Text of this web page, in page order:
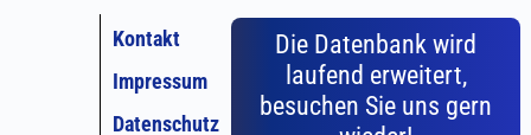
Kontakt
Impressum
Datenschutz
Die Datenbank wird
laufend erweitert,
besuchen Sie uns gern